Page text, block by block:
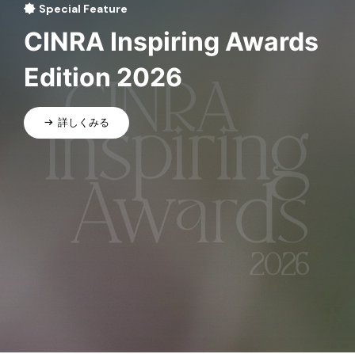
Special Feature
CINRA Inspiring Awards
Edition 2026
詳しくみる